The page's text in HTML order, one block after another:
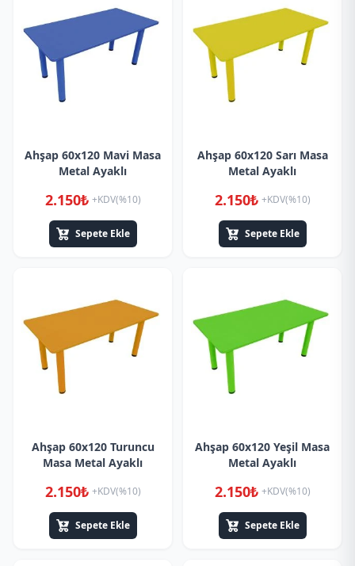
Ahşap 60x120 Mavi Masa
Metal Ayaklı
2.150₺ +KDV(%10)
Sepete Ekle
Ahşap 60x120 Sarı Masa
Metal Ayaklı
2.150₺ +KDV(%10)
Sepete Ekle
Ahşap 60x120 Turuncu
Masa Metal Ayaklı
2.150₺ +KDV(%10)
Sepete Ekle
Ahşap 60x120 Yeşil Masa
Metal Ayaklı
2.150₺ +KDV(%10)
Sepete Ekle